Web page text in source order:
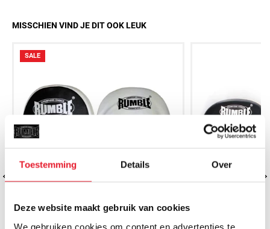
Toestemming Details Over
Deze website maakt gebruik van cookies
We gebruiken cookies om content en advertenties te
MISSCHIEN VIND JE DIT OOK LEUK
SALE